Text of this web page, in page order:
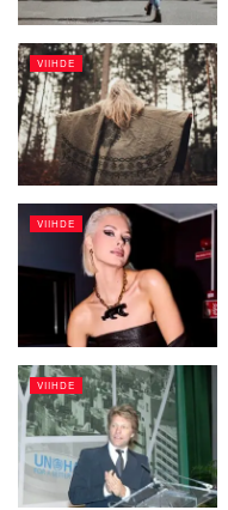
VIIHDE
VIIHDE
VIIHDE